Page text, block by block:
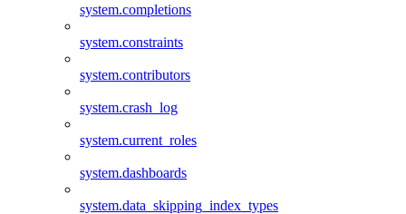
system.completions
system.constraints
system.contributors
system.crash_log
system.current_roles
system.dashboards
system.data_skipping_index_types